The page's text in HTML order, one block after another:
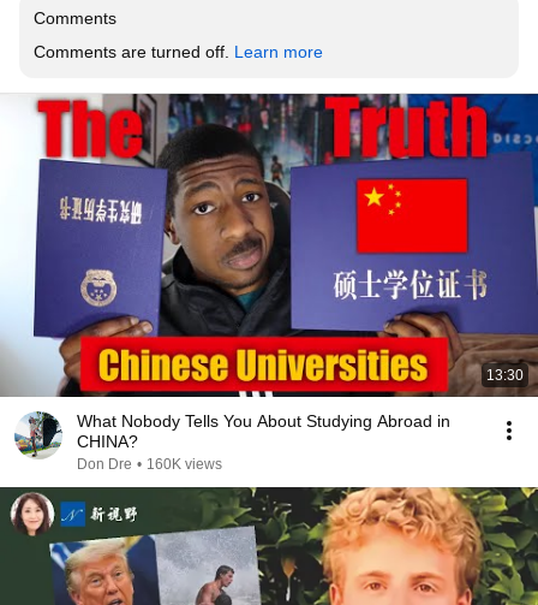
Comments
Comments are turned off. Learn more
13:30
What Nobody Tells You About Studying Abroad in
CHINA?
Don Dre • 160K views